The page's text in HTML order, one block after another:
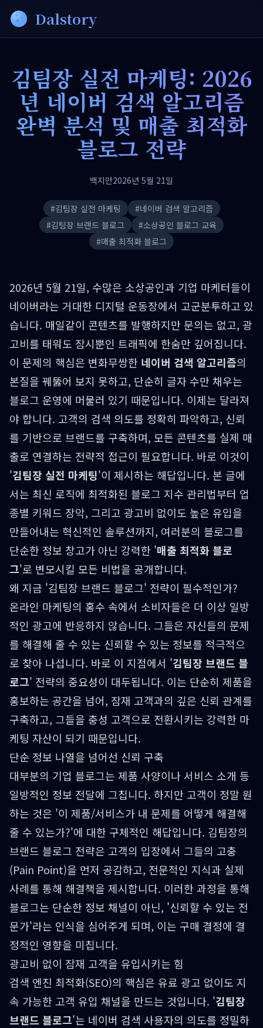
Dalstory
김팀장 실전 마케팅: 2026
년 네이버 검색 알고리즘
완벽 분석 및 매출 최적화
블로그 전략
백지안2026년 5월 21일
#김팀장 실전 마케팅 #네이버 검색 알고리즘
#김팀장 브랜드 블로그 #소상공인 블로그 교육
#매출 최적화 블로그
2026년 5월 21일, 수많은 소상공인과 기업 마케터들이
네이버라는 거대한 디지털 운동장에서 고군분투하고 있
습니다. 매일같이 콘텐츠를 발행하지만 문의는 없고, 광
고비를 태워도 잠시뿐인 트래픽에 한숨만 깊어집니다.
이 문제의 핵심은 변화무쌍한 네이버 검색 알고리즘의
본질을 꿰뚫어 보지 못하고, 단순히 글자 수만 채우는
블로그 운영에 머물러 있기 때문입니다. 이제는 달라져
야 합니다. 고객의 검색 의도를 정확히 파악하고, 신뢰
를 기반으로 브랜드를 구축하며, 모든 콘텐츠를 실제 매
출로 연결하는 전략적 접근이 필요합니다. 바로 이것이
'김팀장 실전 마케팅'이 제시하는 해답입니다. 본 글에
서는 최신 로직에 최적화된 블로그 지수 관리법부터 업
종별 키워드 장악, 그리고 광고비 없이도 높은 유입을
만들어내는 혁신적인 솔루션까지, 여러분의 블로그를
단순한 정보 창고가 아닌 강력한 '매출 최적화 블로
그'로 변모시킬 모든 비법을 공개합니다.
왜 지금 '김팀장 브랜드 블로그' 전략이 필수적인가?
온라인 마케팅의 홍수 속에서 소비자들은 더 이상 일방
적인 광고에 반응하지 않습니다. 그들은 자신들의 문제
를 해결해 줄 수 있는 신뢰할 수 있는 정보를 적극적으
로 찾아 나섭니다. 바로 이 지점에서 '김팀장 브랜드 블
로그' 전략의 중요성이 대두됩니다. 이는 단순히 제품을
홍보하는 공간을 넘어, 잠재 고객과의 깊은 신뢰 관계를
구축하고, 그들을 충성 고객으로 전환시키는 강력한 마
케팅 자산이 되기 때문입니다.
단순 정보 나열을 넘어선 신뢰 구축
대부분의 기업 블로그는 제품 사양이나 서비스 소개 등
일방적인 정보 전달에 그칩니다. 하지만 고객이 정말 원
하는 것은 '이 제품/서비스가 내 문제를 어떻게 해결해
줄 수 있는가?'에 대한 구체적인 해답입니다. 김팀장의
브랜드 블로그 전략은 고객의 입장에서 그들의 고충
(Pain Point)을 먼저 공감하고, 전문적인 지식과 실제
사례를 통해 해결책을 제시합니다. 이러한 과정을 통해
블로그는 단순한 정보 채널이 아닌, '신뢰할 수 있는 전
문가'라는 인식을 심어주게 되며, 이는 구매 결정에 결
정적인 영향을 미칩니다.
광고비 없이 잠재 고객을 유입시키는 힘
검색 엔진 최적화(SEO)의 핵심은 유료 광고 없이도 지
속 가능한 고객 유입 채널을 만드는 것입니다. '김팀장
브랜드 블로그'는 네이버 검색 사용자의 의도를 정밀하